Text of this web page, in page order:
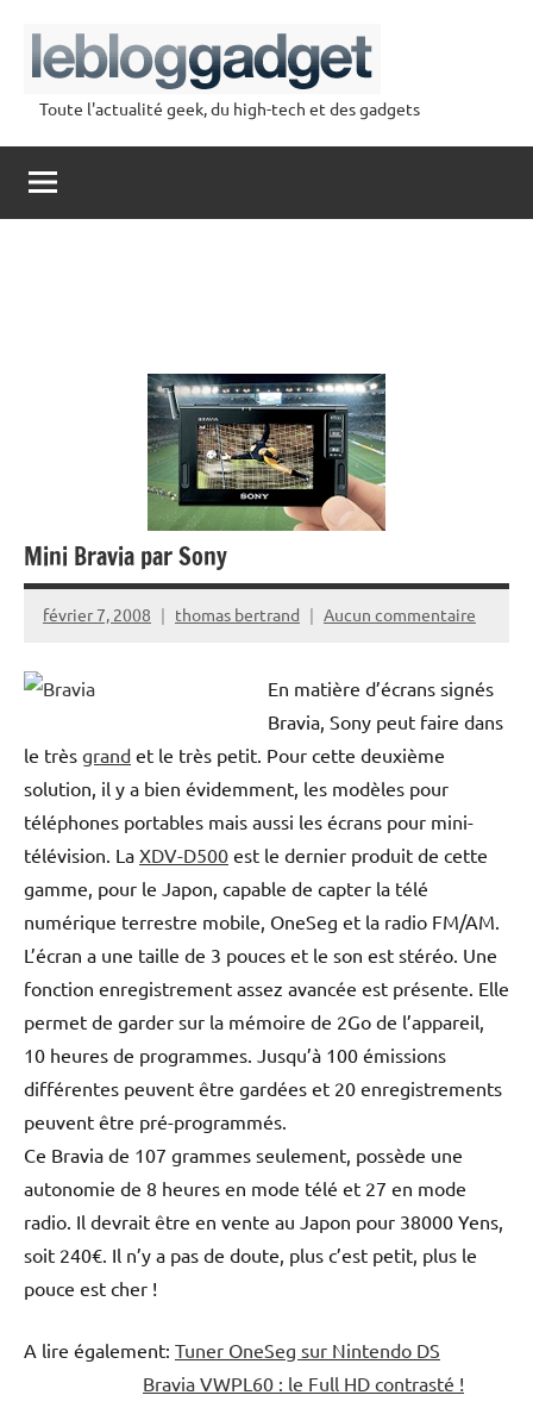
contenu
lebloggadget
Toute l'actualité geek, du high-tech et des gadgets
Mini Bravia par Sony
février 7, 2008 thomas bertrand Aucun commentaire
En matière d’écrans signés
Bravia, Sony peut faire dans
le très grand et le très petit. Pour cette deuxième
solution, il y a bien évidemment, les modèles pour
téléphones portables mais aussi les écrans pour mini-
télévision. La XDV-D500 est le dernier produit de cette
gamme, pour le Japon, capable de capter la télé
numérique terrestre mobile, OneSeg et la radio FM/AM.
L’écran a une taille de 3 pouces et le son est stéréo. Une
fonction enregistrement assez avancée est présente. Elle
permet de garder sur la mémoire de 2Go de l’appareil,
10 heures de programmes. Jusqu’à 100 émissions
différentes peuvent être gardées et 20 enregistrements
peuvent être pré-programmés.
Ce Bravia de 107 grammes seulement, possède une
autonomie de 8 heures en mode télé et 27 en mode
radio. Il devrait être en vente au Japon pour 38000 Yens,
soit 240€. Il n’y a pas de doute, plus c’est petit, plus le
pouce est cher !
A lire également: Tuner OneSeg sur Nintendo DS
Bravia VWPL60 : le Full HD contrasté !